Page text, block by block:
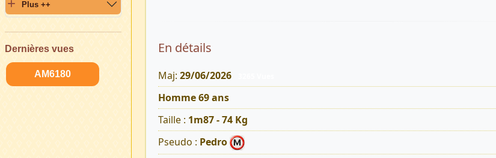
Plus ++
Dernières vues
AM6180
En détails
Maj: 29/06/2026
Homme 69 ans
Taille : 1m87 - 74 Kg
Pseudo : Pedro